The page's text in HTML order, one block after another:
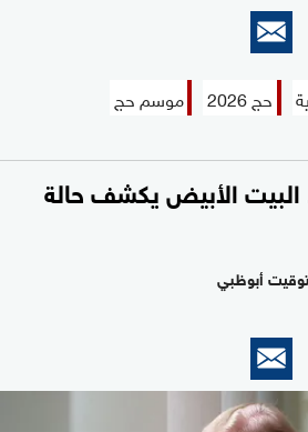
حج 2026 موسم حج
الأبيض يكشف حالة